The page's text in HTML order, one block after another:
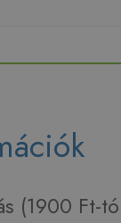
(1900 Ft-